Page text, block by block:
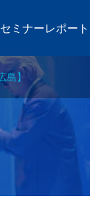
セミナーレポート
可愛
CHIT
術
島】